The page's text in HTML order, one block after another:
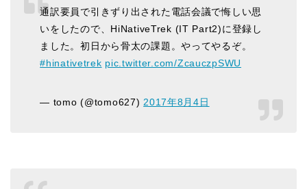
通訳要員で引きずり出された電話会議で悔しい思
いをしたので、HiNativeTrek (IT Part2)に登録し
ました。初日から骨太の課題。やってやるぞ。
#hinativetrek pic.twitter.com/ZcauczpSWU
— tomo (@tomo627) 2017年8月4日